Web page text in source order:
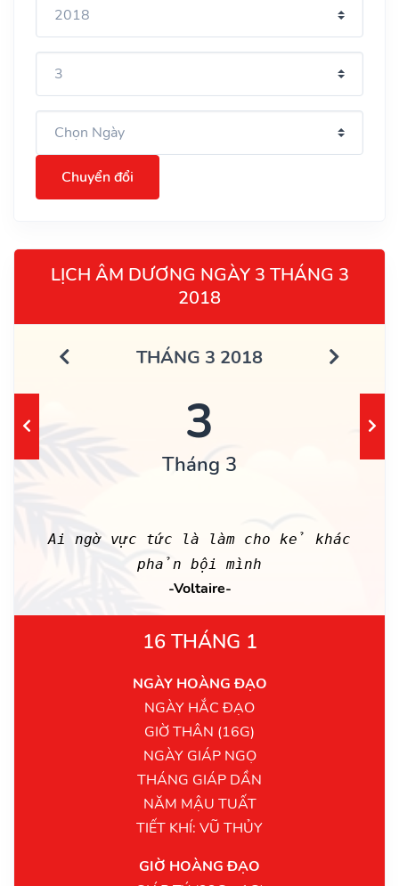
Chuyển đổi
LỊCH ÂM DƯƠNG NGÀY 3 THÁNG 3
2018
THÁNG 3 2018
3
Tháng 3
Ai ngờ vực tức là làm cho kẻ khác
phản bội mình
-Voltaire-
16 THÁNG 1
NGÀY HOÀNG ĐẠO
NGÀY HẮC ĐẠO
GIỜ THÂN (16G)
NGÀY GIÁP NGỌ
THÁNG GIÁP DẦN
NĂM MẬU TUẤT
TIẾT KHÍ: VŨ THỦY
GIỜ HOÀNG ĐẠO